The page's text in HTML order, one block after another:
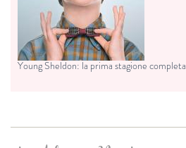
Young Sheldon: la prima stagione completa